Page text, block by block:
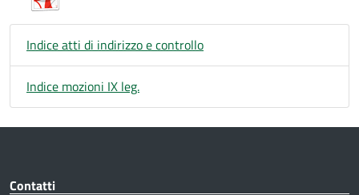
Indice atti di indirizzo e controllo
Indice mozioni IX leg.
Contatti